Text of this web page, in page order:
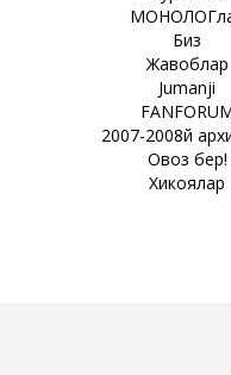
Биз
Жавоблар
Jumanji
2007-2008й
Овоз бер!
Хикоялар